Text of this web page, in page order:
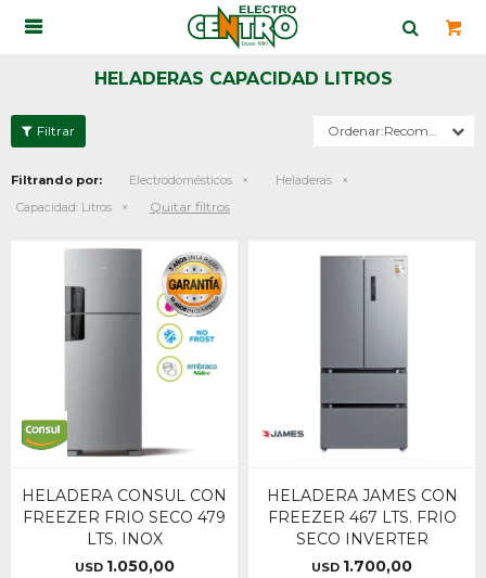

HELADERAS CAPACIDAD LITROS
Recomendados
Filtrando por: Electrodomésticos
Heladeras
Capacidad: Litros Quitar filtros
HELADERA CONSUL CON
FREEZER FRIO SECO 479
LTS. INOX
USD 1.050,00
HELADERA JAMES CON
FREEZER 467 LTS. FRIO
SECO INVERTER
USD 1.700,00